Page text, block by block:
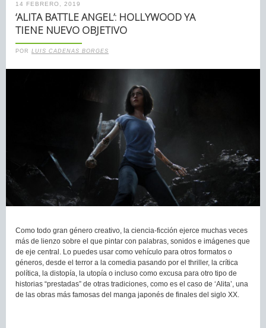
14 FEBRERO, 2019
‘ALITA BATTLE ANGEL’: HOLLYWOOD YA
TIENE NUEVO OBJETIVO
POR LUIS CADENAS BORGES
Como todo gran género creativo, la ciencia-ficción ejerce muchas veces
más de lienzo sobre el que pintar con palabras, sonidos e imágenes que
de eje central. Lo puedes usar como vehículo para otros formatos o
géneros, desde el terror a la comedia pasando por el thriller, la crítica
política, la distopía, la utopía o incluso como excusa para otro tipo de
historias “prestadas” de otras tradiciones, como es el caso de ‘Alita’, una
de las obras más famosas del manga japonés de finales del siglo XX.